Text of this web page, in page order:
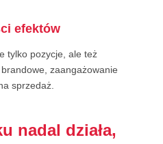
efektów
tylko pozycje, ale też
zaangażowanie
sprzedaż.
nadal działa,